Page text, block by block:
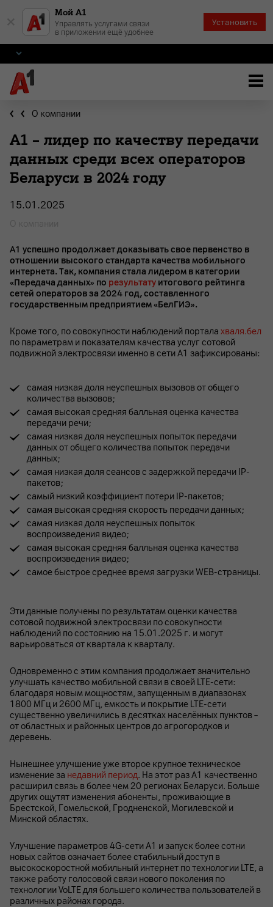
Мой А1
Управлять услугами связи
в приложении ещё удобнее
Установить
О компании
А1 – лидер по качеству передачи
данных среди всех операторов
Беларуси в 2024 году
15.01.2025
А1 успешно продолжает доказывать свое первенство в
отношении высокого стандарта качества мобильного
интернета. Так, компания стала лидером в категории
«Передача данных» по результату итогового рейтинга
сетей операторов за 2024 год, составленного
государственным предприятием «БелГИЭ».
Кроме того, по совокупности наблюдений портала хваля.бел
по параметрам и показателям качества услуг сотовой
подвижной электросвязи именно в сети А1 зафиксированы:
самая низкая доля неуспешных вызовов от общего
количества вызовов;
самая высокая средняя балльная оценка качества
передачи речи;
самая низкая доля неуспешных попыток передачи
данных от общего количества попыток передачи
данных;
самая низкая доля сеансов с задержкой передачи IP-
пакетов;
самый низкий коэффициент потери IP-пакетов;
самая высокая средняя скорость передачи данных;
самая низкая доля неуспешных попыток
воспроизведения видео;
самая высокая средняя балльная оценка качества
воспроизведения видео;
самое быстрое среднее время загрузки WEB-страницы.
Эти данные получены по результатам оценки качества
сотовой подвижной электросвязи по совокупности
наблюдений по состоянию на 15.01.2025 г. и могут
варьироваться от квартала к кварталу.
Одновременно с этим компания продолжает значительно
улучшать качество мобильной связи в своей LTE-сети:
благодаря новым мощностям, запущенным в диапазонах
1800 МГц и 2600 МГц, емкость и покрытие LTE-сети
существенно увеличились в десятках населённых пунктов –
от областных и районных центров до агрогородков и
деревень.
Нынешнее улучшение уже второе крупное техническое
изменение за недавний период. На этот раз А1 качественно
расширил связь в более чем 20 регионах Беларуси. Больше
других ощутят изменения абоненты, проживающие в
Брестской, Гомельской, Гродненской, Могилевской и
Минской областях.
Улучшение параметров 4G-сети А1 и запуск более сотни
новых сайтов означает более стабильный доступ в
высокоскоростной мобильный интернет по технологии LTE, а
также работу голосовой связи нового поколения по
технологии VoLTE для большего количества пользователей в
различных районах города.